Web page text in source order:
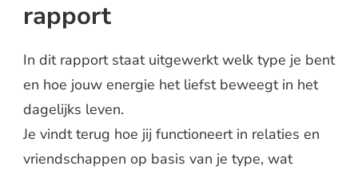
rapport
In dit rapport staat uitgewerkt welk type je bent
en hoe jouw energie het liefst beweegt in het
dagelijks leven.
Je vindt terug hoe jij functioneert in relaties en
vriendschappen op basis van je type, wat